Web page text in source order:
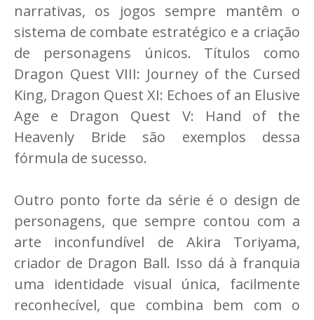
narrativas, os jogos sempre mantêm o
sistema de combate estratégico e a criação
de personagens únicos. Títulos como
Dragon Quest VIII: Journey of the Cursed
King, Dragon Quest XI: Echoes of an Elusive
Age e Dragon Quest V: Hand of the
Heavenly Bride são exemplos dessa
fórmula de sucesso.
Outro ponto forte da série é o design de
personagens, que sempre contou com a
arte inconfundível de Akira Toriyama,
criador de Dragon Ball. Isso dá à franquia
uma identidade visual única, facilmente
reconhecível, que combina bem com o